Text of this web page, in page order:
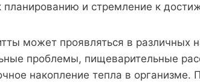
планированию и стремление к
может проявляться в различных
проблемы, пищеварительные
накопление тепла в организме.